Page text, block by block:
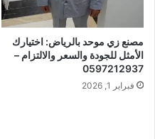
مصنع زي موحد بالرياض: اختيارك
الأمثل للجودة والسعر والالتزام –
0597212937
فبراير 1, 2026